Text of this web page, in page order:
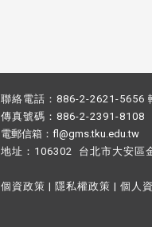
聯絡電話：886-2-2621-5656
傳真號碼：886-2-2391-8108
電郵信箱：fl@gms.tku.edu.tw
地址：106302 台北市大安區
個資政策 | 隱私權政策 | 個人